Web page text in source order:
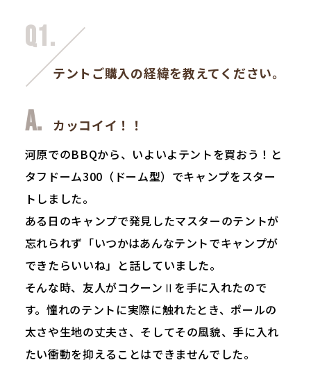
Q1.
テントご購入の経緯を教えてください。
カッコイイ！！
河原でのBBQから、いよいよテントを買おう！と
タフドーム300（ドーム型）でキャンプをスター
トしました。
ある日のキャンプで発見したマスターのテントが
忘れられず「いつかはあんなテントでキャンプが
できたらいいね」と話していました。
そんな時、友人がコクーンⅡを手に入れたので
す。憧れのテントに実際に触れたとき、ポールの
太さや生地の丈夫さ、そしてその風貌、手に入れ
たい衝動を抑えることはできませんでした。